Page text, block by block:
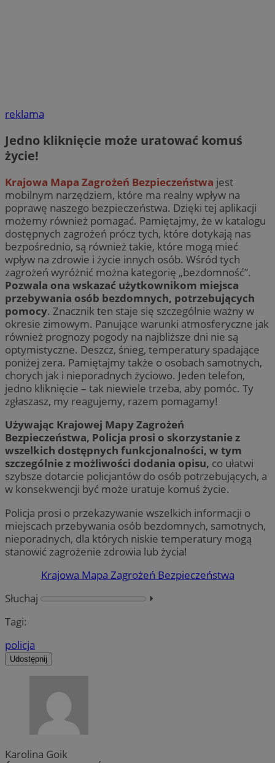
reklama
Jedno kliknięcie może uratować komuś
życie!
Krajowa Mapa Zagrożeń Bezpieczeństwa jest
mobilnym narzędziem, które ma realny wpływ na
poprawę naszego bezpieczeństwa. Dzięki tej aplikacji
możemy również pomagać. Pamiętajmy, że w katalogu
dostępnych zagrożeń prócz tych, które dotykają nas
bezpośrednio, są również takie, które mogą mieć
wpływ na zdrowie i życie innych osób. Wśród tych
zagrożeń wyróżnić można kategorię „bezdomność”.
Pozwala ona wskazać użytkownikom miejsca
przebywania osób bezdomnych, potrzebujących
pomocy. Znacznik ten staje się szczególnie ważny w
okresie zimowym. Panujące warunki atmosferyczne jak
również prognozy pogody na najbliższe dni nie są
optymistyczne. Deszcz, śnieg, temperatury spadające
poniżej zera. Pamiętajmy także o osobach samotnych,
chorych jak i nieporadnych życiowo. Jeden telefon,
jedno kliknięcie – tak niewiele trzeba, aby pomóc. Ty
zgłaszasz, my reagujemy, razem pomagamy!
Używając Krajowej Mapy Zagrożeń
Bezpieczeństwa, Policja prosi o skorzystanie z
wszelkich dostępnych funkcjonalności, w tym
szczególnie z możliwości dodania opisu, co ułatwi
szybsze dotarcie policjantów do osób potrzebujących, a
w konsekwencji być może uratuje komuś życie.
Policja prosi o przekazywanie wszelkich informacji o
miejscach przebywania osób bezdomnych, samotnych,
nieporadnych, dla których niskie temperatury mogą
stanowić zagrożenie zdrowia lub życia!
Krajowa Mapa Zagrożeń Bezpieczeństwa
Słuchaj
⏵︎
Tagi:
policja
Udostępnij
Karolina Goik